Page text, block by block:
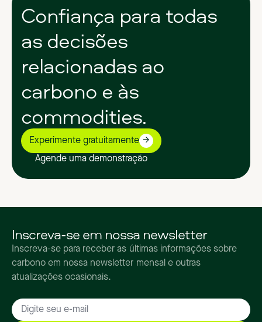
Confiança para todas
asdecisões
relacionadasao
carbono e às
commodities.
Experimente gratuitamente
Agende uma demonstração
Inscreva-se em nossa newsletter
Inscreva-se para receber as últimas informações sobre
carbono em nossa newsletter mensal e outras
atualizações ocasionais.